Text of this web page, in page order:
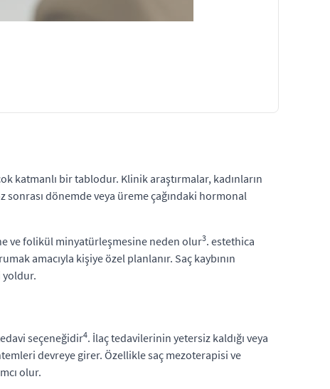
katmanlı bir tablodur. Klinik araştırmalar, kadınların
sonrası dönemde veya üreme çağındaki hormonal
ve folikül minyatürleşmesine neden olur3. estethica
amacıyla kişiye özel planlanır. Saç kaybının
yoldur.
seçeneğidir4. İlaç tedavilerinin yetersiz kaldığı veya
devreye girer. Özellikle saç mezoterapisi ve
olur.